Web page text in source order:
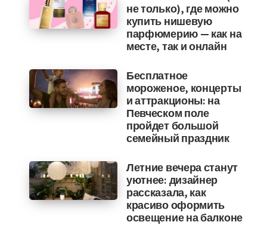
не только), где можно
купить нишевую
парфюмерию — как на
месте, так и онлайн
Бесплатное
мороженое, концерты
и аттракционы: на
Певческом поле
пройдет большой
семейный праздник
Летние вечера станут
уютнее: дизайнер
рассказала, как
красиво оформить
освещение на балконе